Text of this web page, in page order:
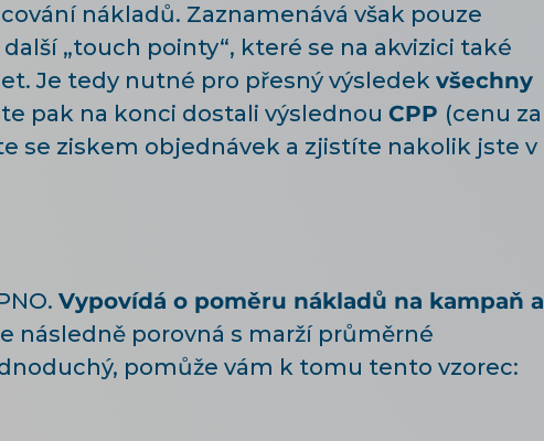
nákladů. Zaznamenává však pouze
„touch pointy“, které se na akvizici také
Je tedy nutné pro přesný výsledek všechny
pak na konci dostali výslednou CPP (cenu za
se ziskem objednávek a zjistíte nakolik jste v
Vypovídá o poměru nákladů na kampaň a
následně porovná s marží průměrné
pomůže vám k tomu tento vzorec: